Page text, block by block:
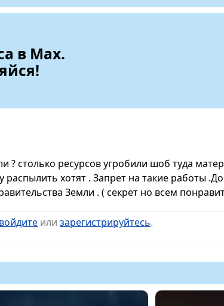
в Max.
? столько ресурсов угробили шоб туда
распылить хотят . Запрет на такие работы
Земли . ( секрет но всем
войдите или зарегистрируйтесь.